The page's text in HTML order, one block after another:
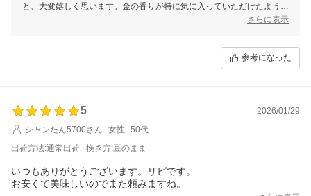
と、大変嬉しく思います。金の香りが特に気に入っていただけたよう
焼きたてコーヒーをより新鮮な状態でお届けできるよう努めてまいりま
す。美味しいコーヒーを焼き上げますので、今後ともご愛顧いただけま
さらに表示
参考になった
5
2026/01/29
シャンたん5700さん
女性
50代
出荷方法:通常出荷 | 挽き方:豆のまま
いつもありがとうございます。リピです。
お安くて美味しいのでまた頼みますね。